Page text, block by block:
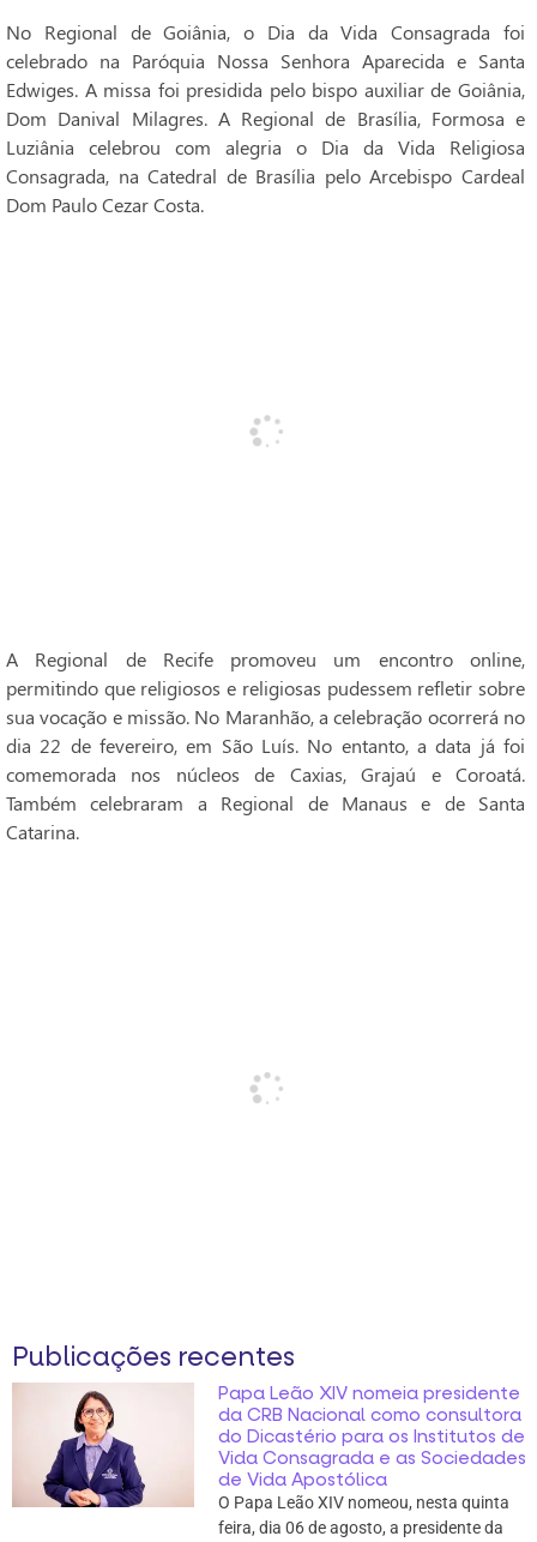
No Regional de Goiânia, o Dia da Vida Consagrada foi
celebrado na Paróquia Nossa Senhora Aparecida e Santa
Edwiges. A missa foi presidida pelo bispo auxiliar de Goiânia,
Dom Danival Milagres. A Regional de Brasília, Formosa e
Luziânia celebrou com alegria o Dia da Vida Religiosa
Consagrada, na Catedral de Brasília pelo Arcebispo Cardeal
Dom Paulo Cezar Costa.
A Regional de Recife promoveu um encontro online,
permitindo que religiosos e religiosas pudessem refletir sobre
sua vocação e missão. No Maranhão, a celebração ocorrerá no
dia 22 de fevereiro, em São Luís. No entanto, a data já foi
comemorada nos núcleos de Caxias, Grajaú e Coroatá.
Também celebraram a Regional de Manaus e de Santa
Catarina.
Publicações recentes
Papa Leão XIV nomeia presidente
da CRB Nacional como consultora
do Dicastério para os Institutos de
Vida Consagrada e as Sociedades
de Vida Apostólica
O Papa Leão XIV nomeou, nesta quinta
feira, dia 06 de agosto, a presidente da